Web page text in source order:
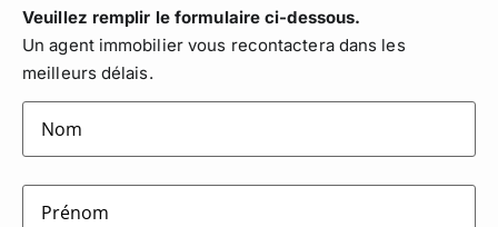
Veuillez remplir le formulaire ci-dessous.
Un agent immobilier vous recontactera dans les
meilleurs délais.
lastname(Nécessaire)
firstname(Nécessaire)